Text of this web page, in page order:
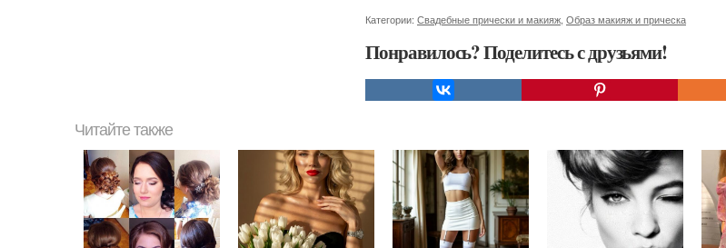
Категории: Свадебные прически и макияж Образ макияж и прическа
Понравилось? Поделитесь с друзьями!
Читайте также